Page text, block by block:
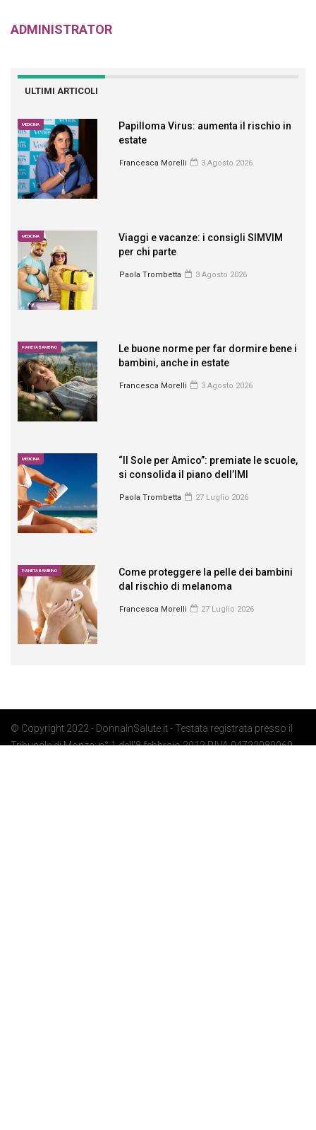
ADMINISTRATOR
ULTIMI ARTICOLI
MEDICINA
Papilloma Virus: aumenta il rischio in
estate
Francesca Morelli 3 Agosto 2026
MEDICINA
Viaggi e vacanze: i consigli SIMVIM
per chi parte
Paola Trombetta 3 Agosto 2026
PIANETA BAMBINO
Le buone norme per far dormire bene i
bambini, anche in estate
Francesca Morelli 3 Agosto 2026
MEDICINA
“Il Sole per Amico”: premiate le scuole,
si consolida il piano dell’IMI
Paola Trombetta 27 Luglio 2026
PIANETA BAMBINO
Come proteggere la pelle dei bambini
dal rischio di melanoma
Francesca Morelli 27 Luglio 2026
© Copyright 2022 - DonnaInSalute.it - Testata registrata presso il
Tribunale di Monza: n° 1 dell'8 febbraio 2012 P.IVA 04722080969 -